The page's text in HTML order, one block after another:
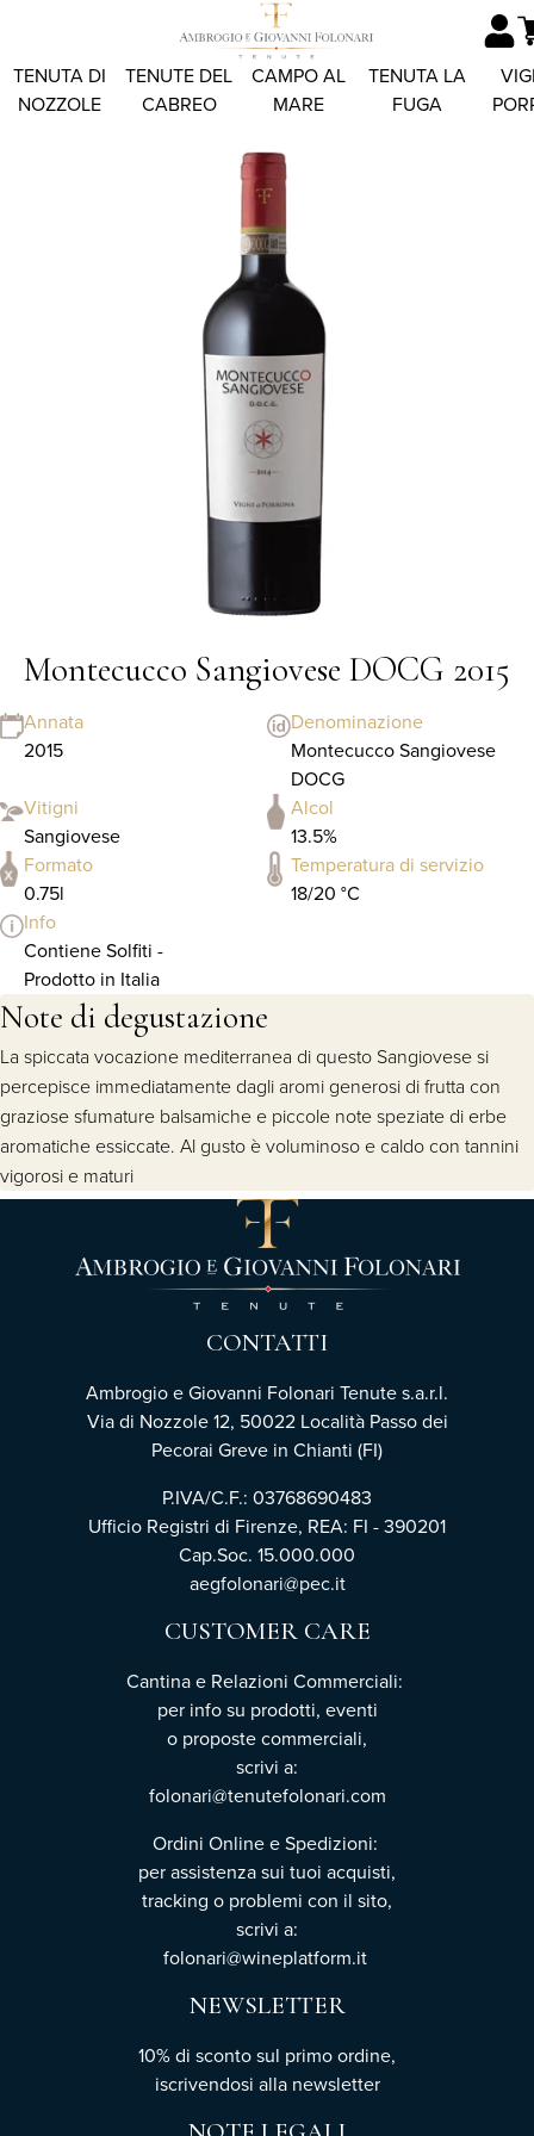
TENUTA DI
NOZZOLE
TENUTE DEL
CABREO
CAMPO AL
MARE
TENUTA LA
FUGA
Montecucco Sangiovese DOCG 2015
Annata
2015
Denominazione
Montecucco Sangiovese
DOCG
Vitigni
Sangiovese
Alcol
13.5%
Formato
0.75l
Temperatura di servizio
18/20 °C
Info
Contiene Solfiti -
Prodotto in Italia
Note di degustazione
La spiccata vocazione mediterranea di questo Sangiovese si
percepisce immediatamente dagli aromi generosi di frutta con
graziose sfumature balsamiche e piccole note speziate di erbe
aromatiche essiccate. Al gusto è voluminoso e caldo con tannini
vigorosi e maturi
CONTATTI
Ambrogio e Giovanni Folonari Tenute s.a.r.l.
Via di Nozzole 12, 50022 Località Passo dei
Pecorai Greve in Chianti (FI)
P.IVA/C.F.: 03768690483
Ufficio Registri di Firenze, REA: FI - 390201
Cap.Soc. 15.000.000
aegfolonari@pec.it
CUSTOMER CARE
Cantina e Relazioni Commerciali:
per info su prodotti, eventi
o proposte commerciali,
scrivi a:
folonari@tenutefolonari.com
Ordini Online e Spedizioni:
per assistenza sui tuoi acquisti,
tracking o problemi con il sito,
scrivi a:
folonari@wineplatform.it
NEWSLETTER
10% di sconto sul primo ordine,
iscrivendosi alla newsletter